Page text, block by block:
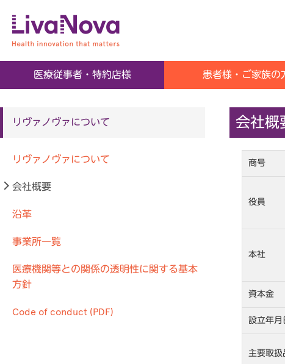
SORIN GROUP
医療従事者・特約店様 患者様・ご家族の
リヴァノヴァについて
リヴァノヴァについて
会社概要
沿革
事業所一覧
医療機関等との関係の透明性に関する基本
方針
Code of conduct (PDF)
会社概
商号
役員
本社
資本金
設立年月
主要取扱